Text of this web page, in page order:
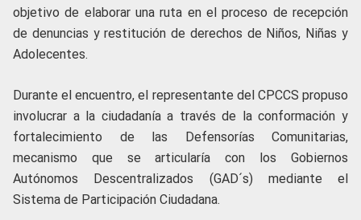
objetivo de elaborar una ruta en el proceso de recepción
de denuncias y restitución de derechos de Niños, Niñas y
Adolecentes.
Durante el encuentro, el representante del CPCCS propuso
involucrar a la ciudadanía a través de la conformación y
fortalecimiento de las Defensorías Comunitarias,
mecanismo que se articularía con los Gobiernos
Autónomos Descentralizados (GAD´s) mediante el
Sistema de Participación Ciudadana.